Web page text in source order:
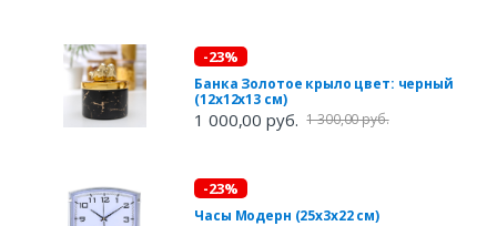
-23%
Банка Золотое крыло цвет: черный
(12х12х13 см)
1 000,00 руб. 1 300,00 руб.
-23%
Часы Модерн (25х3х22 см)